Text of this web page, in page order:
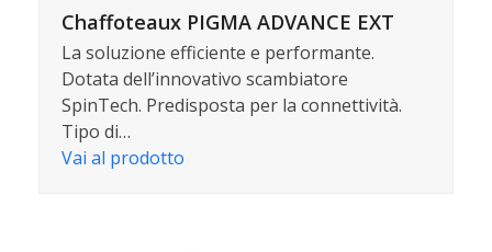
Chaffoteaux PIGMA ADVANCE EXT
La soluzione efficiente e performante.
Dotata dell’innovativo scambiatore
SpinTech. Predisposta per la connettività.
Tipo di…
Vai al prodotto